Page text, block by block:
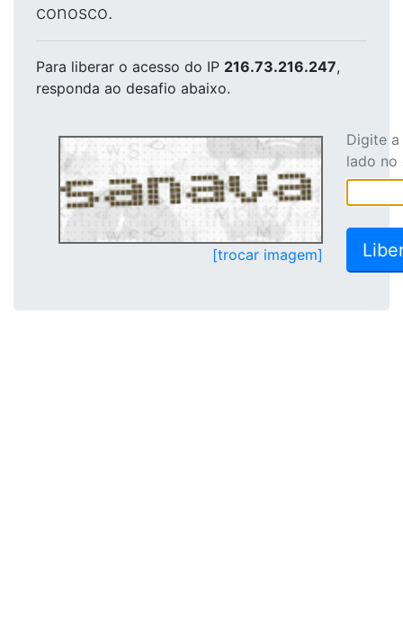
conosco.
Para liberar o acesso do IP 216.73.216.247,
responda ao desafio abaixo.
[trocar imagem]
Digite
lado no